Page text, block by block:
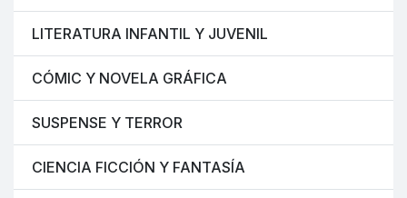
LITERATURA INFANTIL Y JUVENIL
CÓMIC Y NOVELA GRÁFICA
SUSPENSE Y TERROR
CIENCIA FICCIÓN Y FANTASÍA